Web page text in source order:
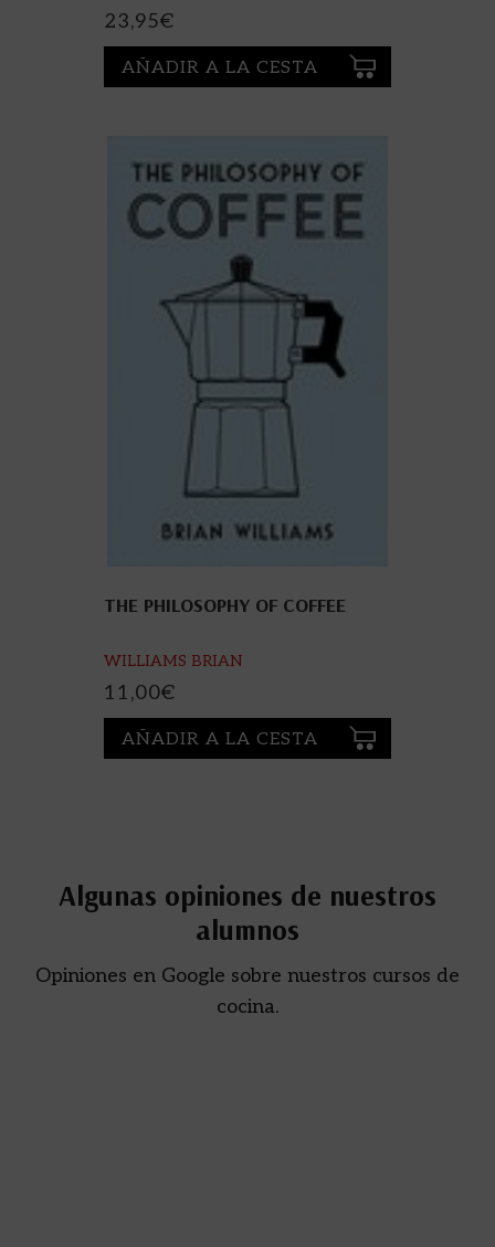
23,95€
AÑADIR A LA CESTA
THE PHILOSOPHY OF COFFEE
WILLIAMS BRIAN
11,00€
AÑADIR A LA CESTA
Algunas opiniones de nuestros
alumnos
Opiniones en Google sobre nuestros cursos de
cocina.